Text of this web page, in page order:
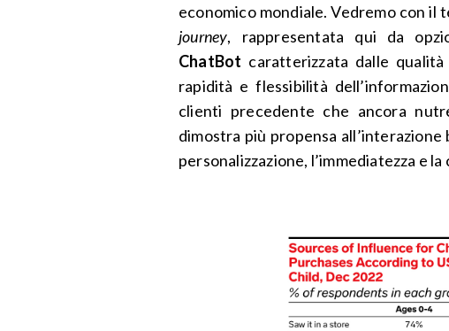
economico mondiale. Vedremo con il
journey, rappresentata qui da
ChatBot caratterizzata dalle
rapidità e flessibilità
clienti precedente che ancora
dimostra più propensa all’interazione
personalizzazione, l’immediatezza e la